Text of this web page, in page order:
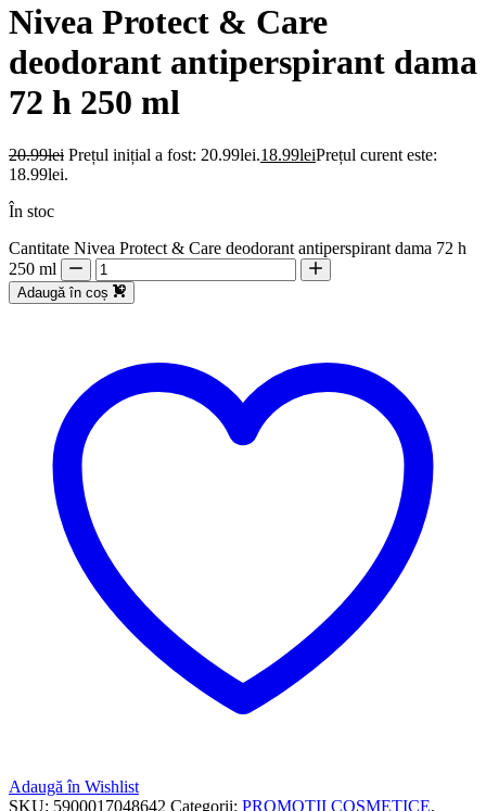
Nivea Protect & Care
deodorant antiperspirant dama
72 h 250 ml
20.99lei Prețul inițial a fost: 20.99lei.18.99leiPrețul curent este:
18.99lei.
În stoc
Cantitate Nivea Protect & Care deodorant antiperspirant dama 72 h
250 ml
Adaugă în coș
Adaugă în Wishlist
SKU: 5900017048642 Categorii: PROMOTII COSMETICE,